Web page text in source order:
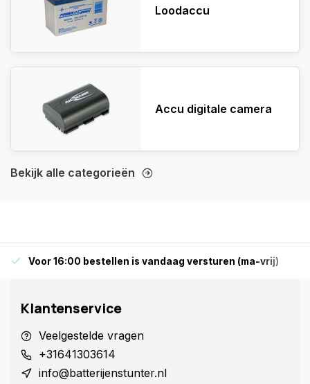
Loodaccu
Accu digitale camera
Bekijk alle categorieën
Voor 16:00 bestellen is vandaag versturen (ma-vrij)
Klantenservice
Veelgestelde vragen
+31641303614
info@batterijenstunter.nl